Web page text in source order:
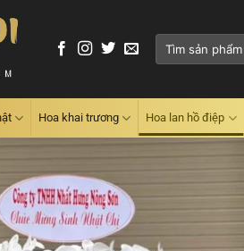
Tìm
Hoa khai trương Hoa lan hồ điệp